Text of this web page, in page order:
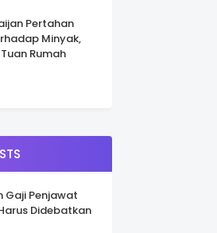
Pertahan
Minyak,
Rumah
Gaji Penjawat
Didebatkan